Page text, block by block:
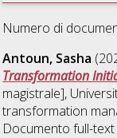
Numero di
Antoun, Sasha
Transformation
magistrale],
transformation
Documento full-